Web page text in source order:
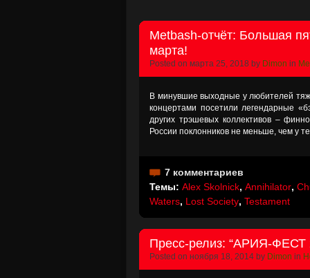
Metbash-отчёт: Большая
марта!
Posted on марта 25, 2018 by Dimon in
В минувшие выходные у любителей
концертами посетили легендарные
других трэшевых коллективов –
России поклонников не меньше, чем у
7 комментариев
Темы: Alex Skolnick, Annihilator,
Waters, Lost Society, Testament
Пресс-релиз: “АРИЯ-ФЕСТ
Posted on ноября 18, 2014 by Dimon in